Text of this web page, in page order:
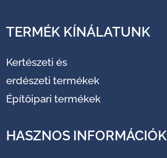
TERMÉK KÍNÁLATUNK
Kertészeti és
erdészeti termékek
Építőipari termékek
HASZNOS INFORMÁCIÓK